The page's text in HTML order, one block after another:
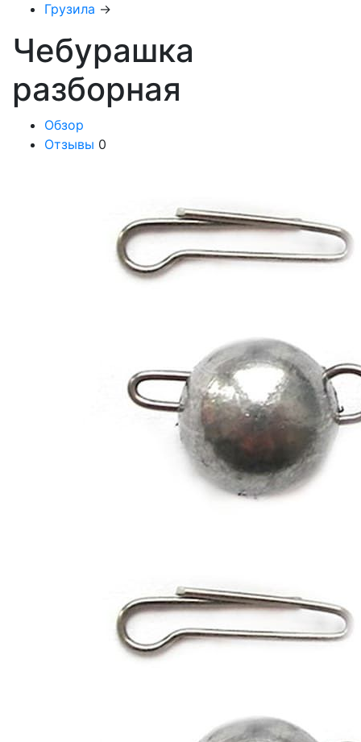
Грузила →
Чебурашка
разборная
Обзор
Отзывы 0